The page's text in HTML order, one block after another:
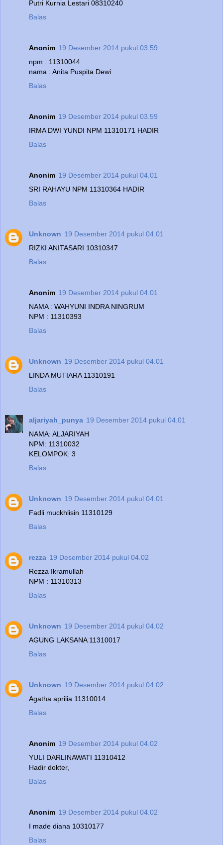
Putri Kurnia Lestari 08310240
Balas
Anonim 19 Desember 2014 pukul 03.59
npm : 11310044
nama : Anita Puspita Dewi
Balas
Anonim 19 Desember 2014 pukul 03.59
IRMA DWI YUNDI NPM 11310171 HADIR
Balas
Anonim 19 Desember 2014 pukul 04.01
SRI RAHAYU NPM 11310364 HADIR
Balas
Unknown 19 Desember 2014 pukul 04.01
RIZKI ANITASARI 10310347
Balas
Anonim 19 Desember 2014 pukul 04.01
NAMA : WAHYUNI INDRA NINGRUM
NPM : 11310393
Balas
Unknown 19 Desember 2014 pukul 04.01
LINDA MUTIARA 11310191
Balas
aljariyah_punya 19 Desember 2014 pukul 04.01
NAMA: ALJARIYAH
NPM: 11310032
KELOMPOK: 3
Balas
Unknown 19 Desember 2014 pukul 04.01
Fadli muckhlisin 11310129
Balas
rezza 19 Desember 2014 pukul 04.02
Rezza Ikramullah
NPM : 11310313
Balas
Unknown 19 Desember 2014 pukul 04.02
AGUNG LAKSANA 11310017
Balas
Unknown 19 Desember 2014 pukul 04.02
Agatha aprilia 11310014
Balas
Anonim 19 Desember 2014 pukul 04.02
YULI DARLINAWATI 11310412
Hadir dokter,
Balas
Anonim 19 Desember 2014 pukul 04.02
I made diana 10310177
Balas